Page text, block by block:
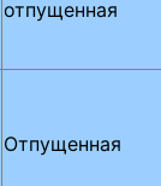
отпущенная
Отпущенная